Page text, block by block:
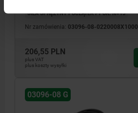
SIŁA SPRĘŻYNY POCZĄTEK F1 OK. N=15
Nr zamówienia: 03096-08-0220008X1000
206,55 PLN
plus VAT
plus koszty wysyłki
03096-08 G